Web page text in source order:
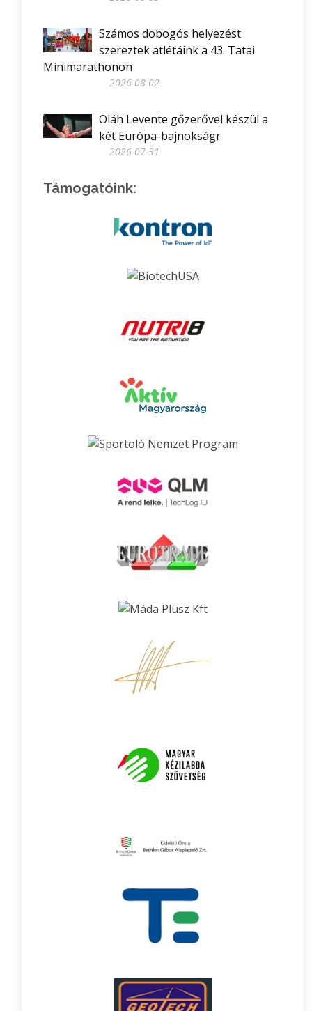
Számos dobogós helyezést
szereztek atlétáink a 43. Tatai
Minimarathonon
2026-08-02
Oláh Levente gőzerővel készül a
két Európa-bajnokságr
2026-07-31
Támogatóink: